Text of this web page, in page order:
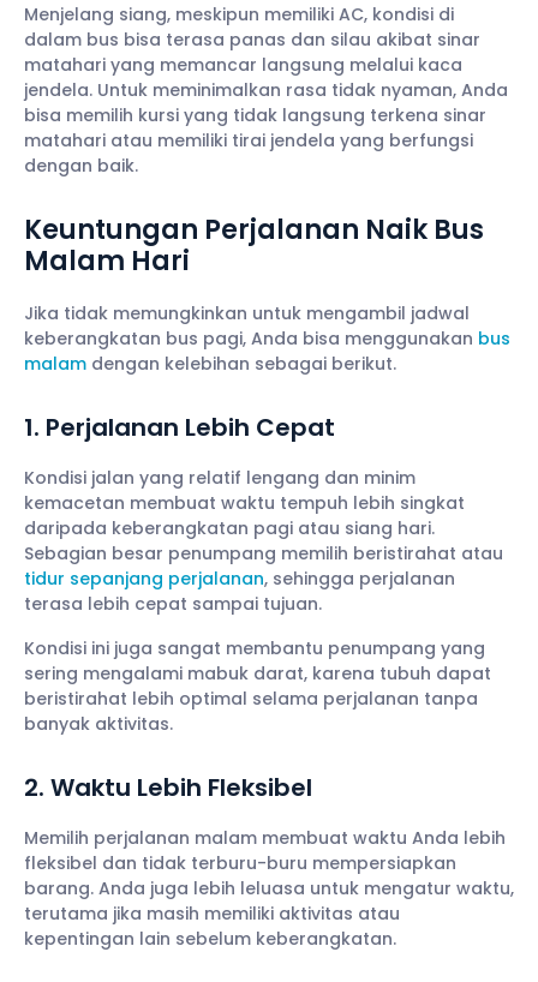
Menjelang siang, meskipun memiliki AC, kondisi di
dalam bus bisa terasa panas dan silau akibat sinar
matahari yang memancar langsung melalui kaca
jendela. Untuk meminimalkan rasa tidak nyaman, Anda
bisa memilih kursi yang tidak langsung terkena sinar
matahari atau memiliki tirai jendela yang berfungsi
dengan baik.
Keuntungan Perjalanan Naik Bus
Malam Hari
Jika tidak memungkinkan untuk mengambil jadwal
keberangkatan bus pagi, Anda bisa menggunakan bus
malam dengan kelebihan sebagai berikut.
1. Perjalanan Lebih Cepat
Kondisi jalan yang relatif lengang dan minim
kemacetan membuat waktu tempuh lebih singkat
daripada keberangkatan pagi atau siang hari.
Sebagian besar penumpang memilih beristirahat atau
tidur sepanjang perjalanan, sehingga perjalanan
terasa lebih cepat sampai tujuan.
Kondisi ini juga sangat membantu penumpang yang
sering mengalami mabuk darat, karena tubuh dapat
beristirahat lebih optimal selama perjalanan tanpa
banyak aktivitas.
2. Waktu Lebih Fleksibel
Memilih perjalanan malam membuat waktu Anda lebih
fleksibel dan tidak terburu-buru mempersiapkan
barang. Anda juga lebih leluasa untuk mengatur waktu,
terutama jika masih memiliki aktivitas atau
kepentingan lain sebelum keberangkatan.